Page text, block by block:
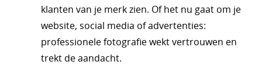
klanten van je merk zien. Of het nu gaat om je
website, social media of advertenties:
professionele fotografie wekt vertrouwen en
trekt de aandacht.